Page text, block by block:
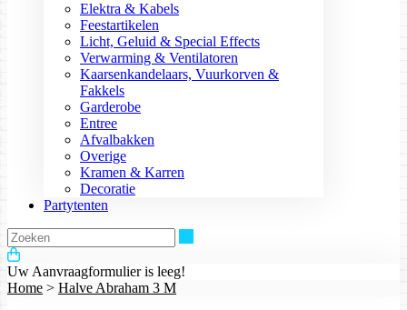
Elektra & Kabels
Feestartikelen
Licht, Geluid & Special Effects
Verwarming & Ventilatoren
Kaarsenkandelaars, Vuurkorven &
Fakkels
Garderobe
Entree
Afvalbakken
Overige
Kramen & Karren
Decoratie
Partytenten
Uw Aanvraagformulier is leeg!
Home > Halve Abraham 3 M